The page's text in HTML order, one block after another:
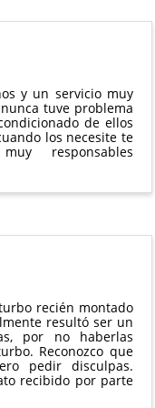
la legislación
montado ni
y un servicio muy
tuve problema
de ellos
los necesite te
responsables
recién montado
resultó ser un
por no haberlas
Reconozco que
pedir disculpas.
recibido por parte